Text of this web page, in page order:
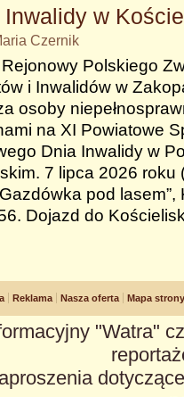
w
Czernik
Polskiego
i Inwalidów w
osoby
na XI Powiatowe
Dnia Inwalidy w
7 lipca 2026 roku
pod lasem”,
Dojazd do
Reklama Nasza oferta Mapa strony
"Watra"